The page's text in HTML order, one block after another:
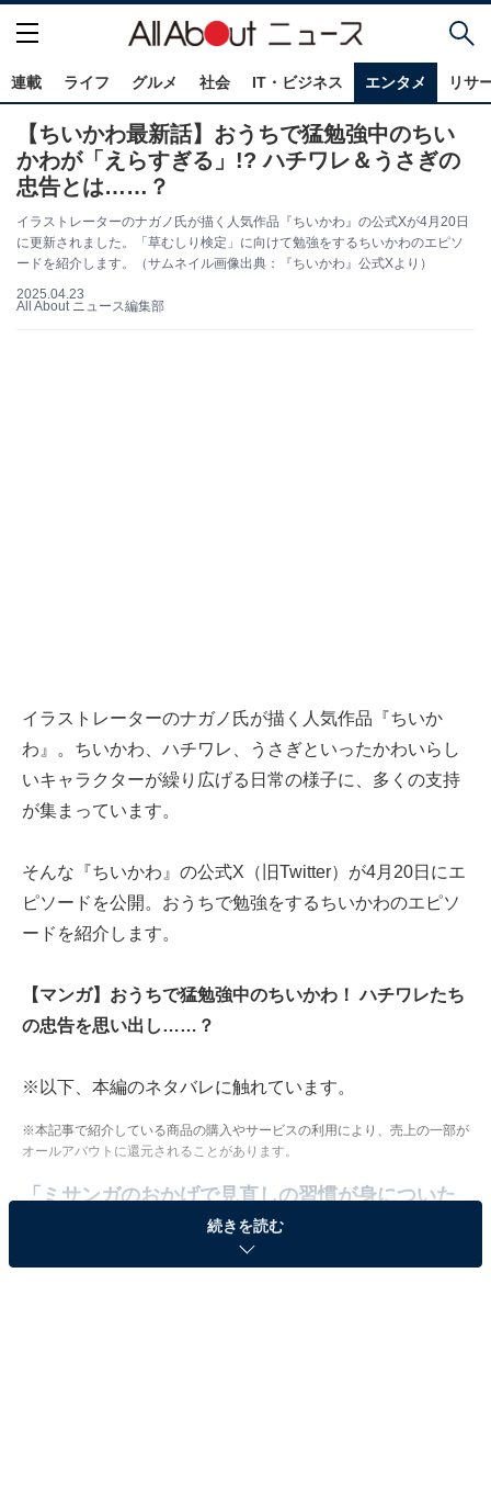
連載 ライフ グルメ 社会 IT・ビジネス エンタメ リサ
【ちいかわ最新話】おうちで猛勉強中のちい
かわが「えらすぎる」!? ハチワレ＆うさぎの
忠告とは……？
イラストレーターのナガノ氏が描く人気作品『ちいかわ』の公式Xが4月20日
に更新されました。「草むしり検定」に向けて勉強をするちいかわのエピソ
ードを紹介します。（サムネイル画像出典：『ちいかわ』公式Xより）
2025.04.23
All About ニュース編集部
イラストレーターのナガノ氏が描く人気作品『ちいか
わ』。ちいかわ、ハチワレ、うさぎといったかわいらし
いキャラクターが繰り広げる日常の様子に、多くの支持
が集まっています。
そんな『ちいかわ』の公式X（旧Twitter）が4月20日にエ
ピソードを公開。おうちで勉強をするちいかわのエピソ
ードを紹介します。
【マンガ】おうちで猛勉強中のちいかわ！ ハチワレたち
の忠告を思い出し……？
※以下、本編のネタバレに触れています。
※本記事で紹介している商品の購入やサービスの利用により、売上の一部が
オールアバウトに還元されることがあります。
「ミサンガのおかげで見直しの習慣が身についた
続きを読む